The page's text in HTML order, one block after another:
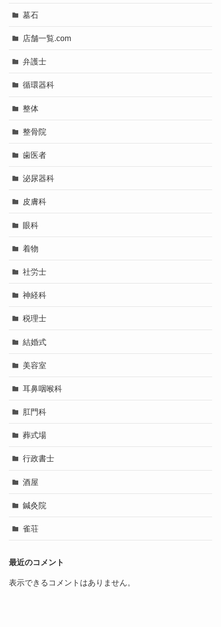
墓石
店舗一覧.com
弁護士
循環器科
整体
整骨院
歯医者
泌尿器科
皮膚科
眼科
着物
社労士
神経科
税理士
結婚式
美容室
耳鼻咽喉科
肛門科
葬式場
行政書士
酒屋
鍼灸院
雀荘
最近のコメント
表示できるコメントはありません。